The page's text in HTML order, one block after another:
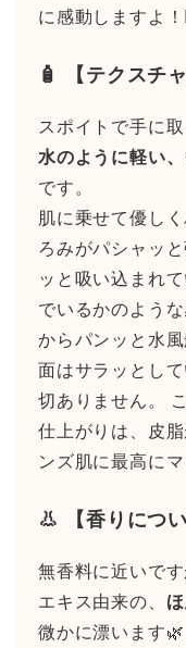
に感動しますよ！
🧴 【テクスチ
スポイトで手に取
水のように軽い
です。
肌に乗せて優し
ろみがパシャッ
ッと吸い込まれ
でいるかのよう
からパンッと水
面はサラッとし
切ありません。
仕上がりは、皮
ンズ肌に最高に
👃 【香りについ
無香料に近いで
エキス由来の、
微かに漂います